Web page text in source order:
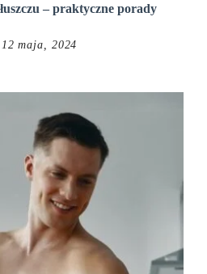
– praktyczne porady
12 maja, 2024